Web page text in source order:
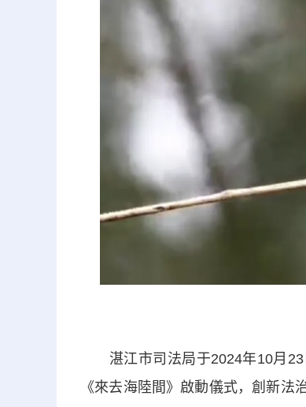
湛江市司法局于2024年10月23
《來去海陸間》啟動儀式，創新